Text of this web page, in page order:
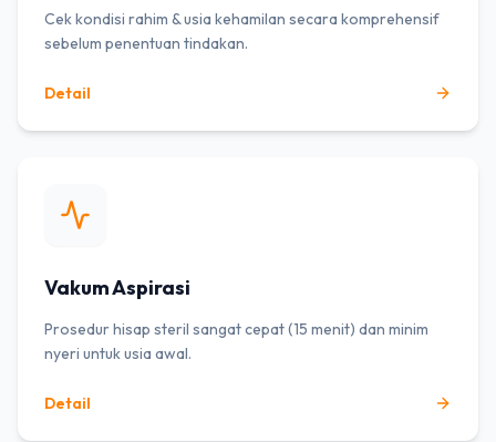
Cek kondisi rahim & usia kehamilan secara komprehensif
sebelum penentuan tindakan.
Detail
Vakum Aspirasi
Prosedur hisap steril sangat cepat (15 menit) dan minim
nyeri untuk usia awal.
Detail